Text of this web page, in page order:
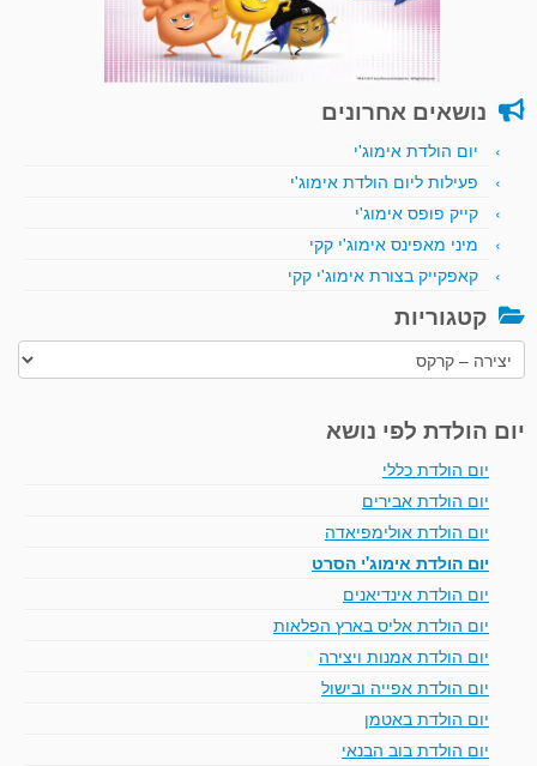
נושאים אחרונים
יום הולדת אימוג'י
פעילות ליום הולדת אימוג'י
קייק פופס אימוג'י
מיני מאפינס אימוג'י קקי
קאפקייק בצורת אימוג'י קקי
קטגוריות
קטגוריות
יום הולדת לפי נושא
יום הולדת כללי
יום הולדת אבירים
יום הולדת אולימפיאדה
יום הולדת אימוג'י הסרט
יום הולדת אינדיאנים
יום הולדת אליס בארץ הפלאות
יום הולדת אמנות ויצירה
יום הולדת אפייה ובישול
יום הולדת באטמן
יום הולדת בוב הבנאי